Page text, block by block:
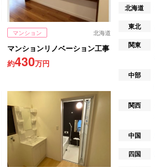
マンション 北海道
マンションリノベーション工事
約430万円
北海道
東北
関東
中部
関西
中国
四国